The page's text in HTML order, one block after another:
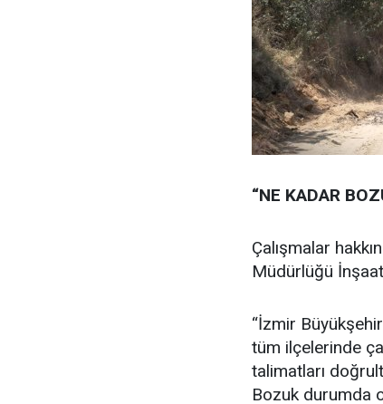
“NE KADAR
Çalışmalar
Müdürlüğü
“İzmir
tüm ilçelerinde
talimatları
Bozuk durumda